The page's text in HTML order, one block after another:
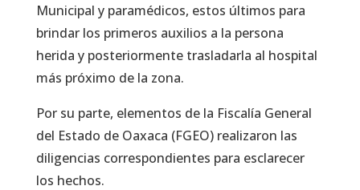
Municipal y paramédicos, estos últimos para
brindar los primeros auxilios a la persona
herida y posteriormente trasladarla al hospital
más próximo de la zona.
Por su parte, elementos de la Fiscalía General
del Estado de Oaxaca (FGEO) realizaron las
diligencias correspondientes para esclarecer
los hechos.